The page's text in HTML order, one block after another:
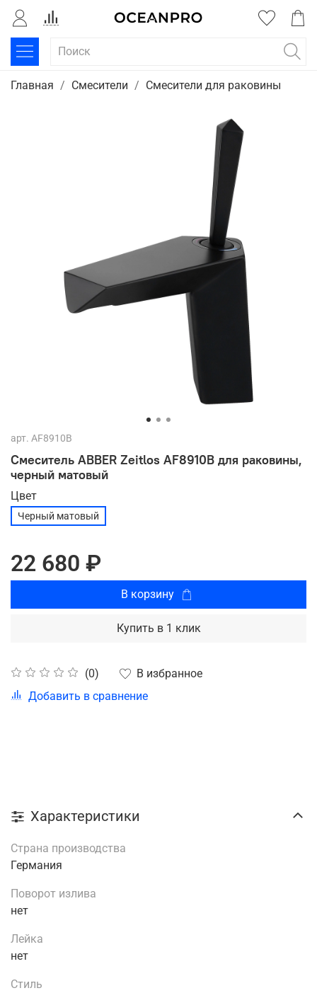
Главная Смесители Смесители для раковины
арт. AF8910B
Смеситель ABBER Zeitlos AF8910B для раковины,
черный матовый
(0)
В избранное
Добавить в сравнение
Цвет
Черный матовый
22 680 ₽
В корзину
Купить в 1 клик
Характеристики
Страна производства
Германия
Поворот излива
нет
Лейка
нет
Стиль